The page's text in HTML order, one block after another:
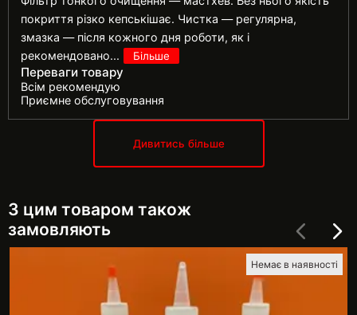
покриття різко кепськішає. Чистка — регулярна,
змазка — після кожного дня роботи, як і
рекомендовано... Більше
Переваги товару
Всім рекомендую
Приємне обслуговування
Дивитись більше
З цим товаром також
замовляють
Немає в наявності